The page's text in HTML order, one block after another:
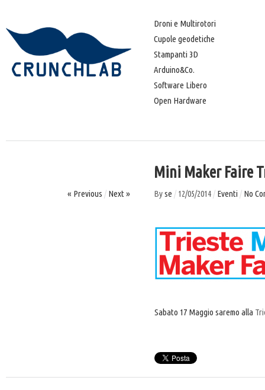
Droni e Multirotori
Cupole geodetiche
Stampanti 3D
Arduino&Co.
Software Libero
Open Hardware
Mini Maker Faire
« Previous / Next » Byse / 12/05/2014 / Eventi / No
Sabato 17 Maggio saremo alla